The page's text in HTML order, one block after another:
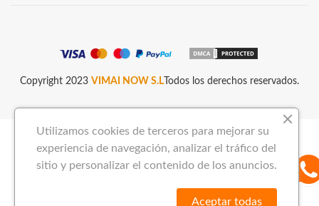
Copyright 2023 VIMAI NOW S.L Todos los derechos reservados.
Utilizamos cookies de terceros para mejorar su
experiencia de navegación, analizar el tráfico del
sitio y personalizar el contenido de los anuncios.
Aceptar todas